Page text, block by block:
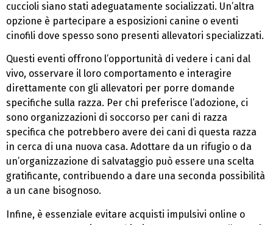
cuccioli siano stati adeguatamente socializzati. Un’altra
opzione è partecipare a esposizioni canine o eventi
cinofili dove spesso sono presenti allevatori specializzati.
Questi eventi offrono l’opportunità di vedere i cani dal
vivo, osservare il loro comportamento e interagire
direttamente con gli allevatori per porre domande
specifiche sulla razza. Per chi preferisce l’adozione, ci
sono organizzazioni di soccorso per cani di razza
specifica che potrebbero avere dei cani di questa razza
in cerca di una nuova casa. Adottare da un rifugio o da
un’organizzazione di salvataggio può essere una scelta
gratificante, contribuendo a dare una seconda possibilità
a un cane bisognoso.
Infine, è essenziale evitare acquisti impulsivi online o